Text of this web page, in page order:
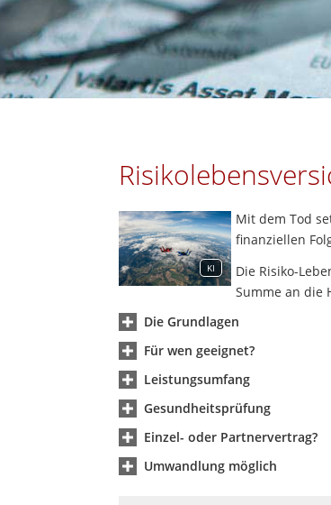
KI
Mit dem Tod
finanziellen
Die Risiko-
Summe an die
Die Grundlagen
Für wen geeignet?
Leistungsumfang
Gesundheitsprüfung
Einzel- oder Partnervertrag?
Umwandlung möglich